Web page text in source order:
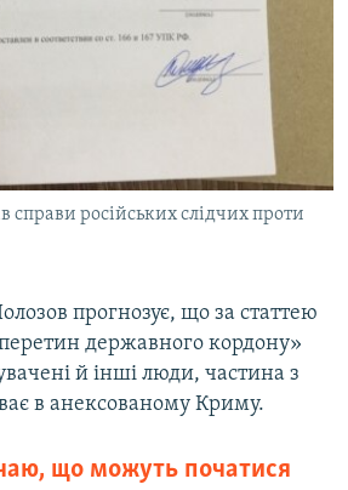
справи російських слідчих проти
прогнозує, що за статтею
державного кордону»
й інші люди, частина з
в анексованому Криму.
що можуть початися